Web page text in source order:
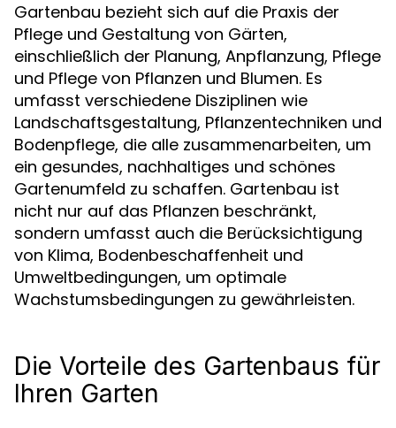
Gartenbau bezieht sich auf die Praxis der
Pflege und Gestaltung von Gärten,
einschließlich der Planung, Anpflanzung, Pflege
und Pflege von Pflanzen und Blumen. Es
umfasst verschiedene Disziplinen wie
Landschaftsgestaltung, Pflanzentechniken und
Bodenpflege, die alle zusammenarbeiten, um
ein gesundes, nachhaltiges und schönes
Gartenumfeld zu schaffen. Gartenbau ist
nicht nur auf das Pflanzen beschränkt,
sondern umfasst auch die Berücksichtigung
von Klima, Bodenbeschaffenheit und
Umweltbedingungen, um optimale
Wachstumsbedingungen zu gewährleisten.
Die Vorteile des Gartenbaus für
Ihren Garten